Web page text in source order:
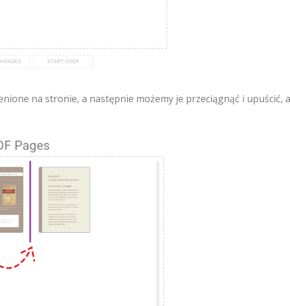
na stronie, a następnie możemy je przeciągnąć i upuścić,